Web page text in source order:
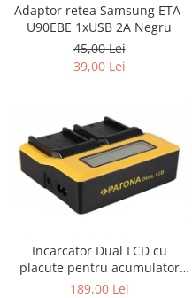
Adaptor retea Samsung ETA-
U90EBE 1xUSB 2A Negru
45,00 Lei
39,00 Lei
Incarcator Dual LCD cu
placute pentru acumulator
Sony NP-F970 Patona
189,00 Lei